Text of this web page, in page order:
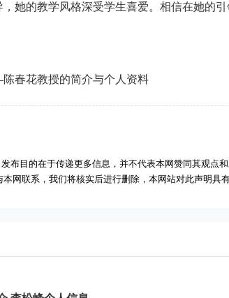
她的教学风格深受学生喜爱。相信在她的
春花教授的简介与个人资料
布目的在于传递更多信息，并不代表本网赞同其观点
网联系，我们将核实后进行删除，本网站对此声明具有